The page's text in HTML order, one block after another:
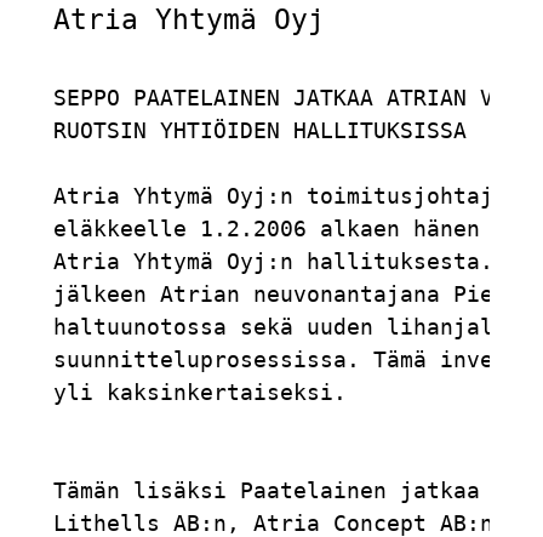
Atria Yhtymä Oyj
SEPPO PAATELAINEN JATKAA ATRIAN
RUOTSIN YHTIÖIDEN HALLITUKSISSA
Atria Yhtymä Oyj:n toimitusjohtaja
eläkkeelle 1.2.2006 alkaen hänen
Atria Yhtymä Oyj:n hallituksesta.
jälkeen Atrian neuvonantajana
haltuunotossa sekä uuden
suunnitteluprosessissa. Tämä
yli kaksinkertaiseksi.
Tämän lisäksi Paatelainen jatkaa
Lithells AB:n, Atria Concept AB:n